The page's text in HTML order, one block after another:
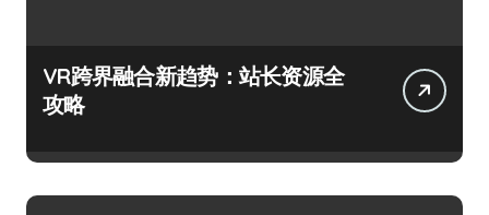
VR跨界融合新趋势：站长资源全
攻略